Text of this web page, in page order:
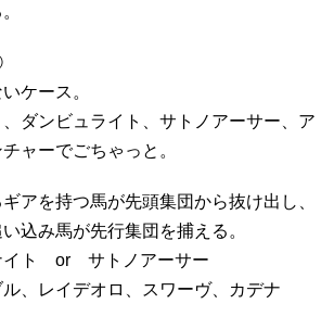
ケース。
ダンビュライト、サトノアーサー、ア
ャーでごちゃっと。
アを持つ馬が先頭集団から抜け出し、
込み馬が先行集団を捕える。
イト or サトノアーサー
、レイデオロ、スワーヴ、カデナ